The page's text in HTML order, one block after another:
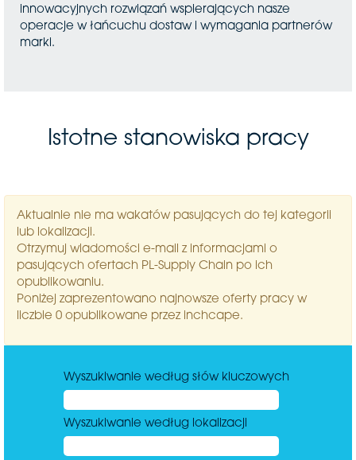
innowacyjnych rozwiązań wspierających nasze
operacje w łańcuchu dostaw i wymagania partnerów
marki.
Istotne stanowiska pracy
Aktualnie nie ma wakatów pasujących do tej kategorii
lub lokalizacji.
Otrzymuj wiadomości e-mail z informacjami o
pasujących ofertach PL-Supply Chain po ich
opublikowaniu.
Poniżej zaprezentowano najnowsze oferty pracy w
liczbie 0 opublikowane przez inchcape.
Wyszukiwanie według słów kluczowych
Wyszukiwanie według lokalizacji